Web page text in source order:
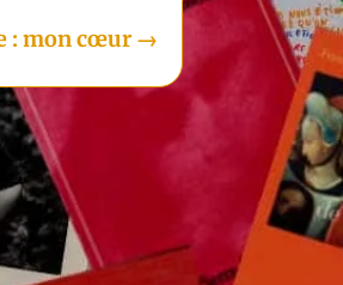
: mon cœur →